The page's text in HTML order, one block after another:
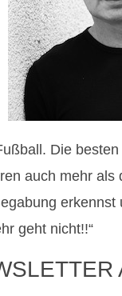
Die
auch mehr als
geht nicht!!“